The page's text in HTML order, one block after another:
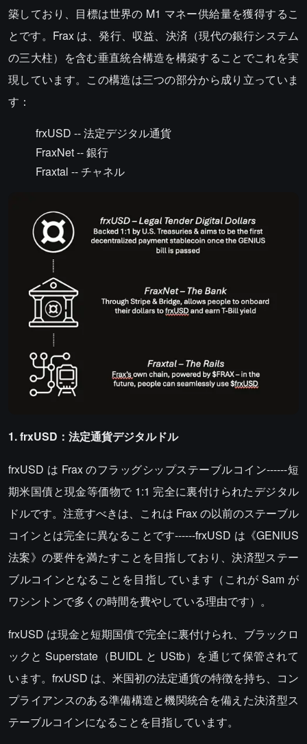
築しており、目標は世界の M1 マネー供給量を獲得するこ
とです。Frax は、発行、収益、決済（現代の銀行システム
の三大柱）を含む垂直統合構造を構築することでこれを実
現しています。この構造は三つの部分から成り立っていま
す：
frxUSD -- 法定デジタル通貨
FraxNet -- 銀行
Fraxtal -- チャネル
1. frxUSD：法定通貨デジタルドル
frxUSD は Frax のフラッグシップステーブルコイン------短
期米国債と現金等価物で 1:1 完全に裏付けられたデジタル
ドルです。注意すべきは、これは Frax の以前のステーブル
コインとは完全に異なることです------frxUSD は《GENIUS
法案》の要件を満たすことを目指しており、決済型ステー
ブルコインとなることを目指しています（これが Sam が
ワシントンで多くの時間を費やしている理由です）。
frxUSD は現金と短期国債で完全に裏付けられ、ブラックロ
ックと Superstate（BUIDL と UStb）を通じて保管されて
います。frxUSD は、米国初の法定通貨の特徴を持ち、コン
プライアンスのある準備構造と機関統合を備えた決済型ス
テーブルコインになることを目指しています。